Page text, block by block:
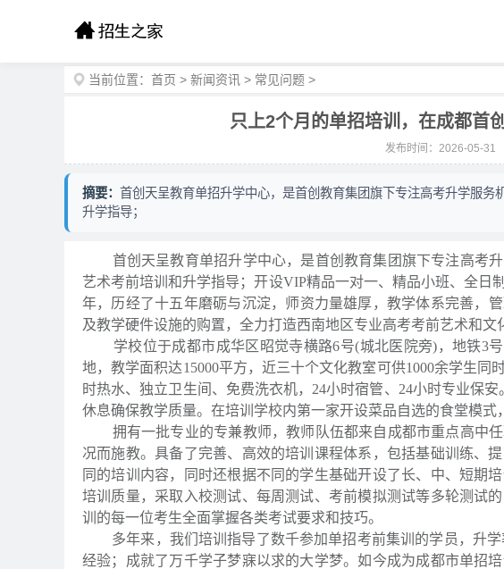
当前位置： 首页 > 新闻资讯 > 常见问题 >
只上2个月的单招培训，在成都首
发布时间：2026-05-31
摘要： 首创天呈教育单招升学中心，是首创教育集团旗下专注高考升学服
升学指导；
首创天呈教育单招升学中心，是首创教育集团旗下专注高考升
艺术考前培训和升学指导；开设VIP精品一对一、精品小班、全日
年，历经了十五年磨砺与沉淀，师资力量雄厚，教学体系完善，
及教学硬件设施的购置，全力打造西南地区专业高考考前艺术和文
学校位于成都市成华区昭觉寺横路6号(城北医院旁)，地铁3
地，教学面积达15000平方，近三十个文化教室可供1000余学生
时热水、独立卫生间、免费洗衣机，24小时宿管、24小时专业保
休息确保教学质量。在培训学校内第一家开设菜品自选的食堂模式
拥有一批专业的专兼教师，教师队伍都来自成都市重点高中任
况而施教。具备了完善、高效的培训课程体系，包括基础训练、
同的培训内容，同时还根据不同的学生基础开设了长、中、短期
培训质量，采取入校测试、每周测试、考前模拟测试等多轮测试
训的每一位考生全面掌握各类考试要求和技巧。
多年来，我们培训指导了数千参加单招考前集训的学员，升学
经验；成就了万千学子梦寐以求的大学梦。如今成为成都市单招